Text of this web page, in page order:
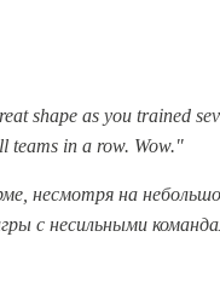
shape as you trained
teams in a row. Wow."
несмотря на
с несильными